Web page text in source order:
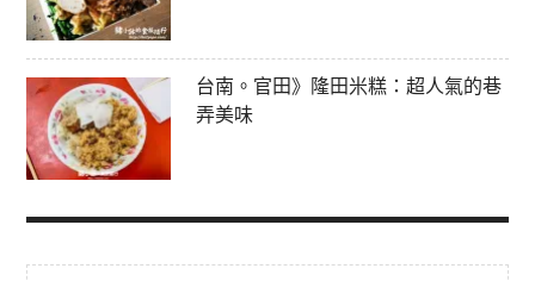
台南。官田》隆田米糕：超人氣的巷
弄美味